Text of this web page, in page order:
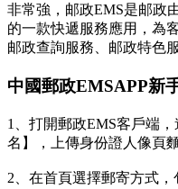
非常強，邮政EMS是邮政
的一款快遞服務應用，為
邮政查詢服務、邮政特色
中國郵政EMSAPP新
1、打開郵政EMS客戶端
名】，上傳身份證人像頁
2、在首頁選擇郵寄方式